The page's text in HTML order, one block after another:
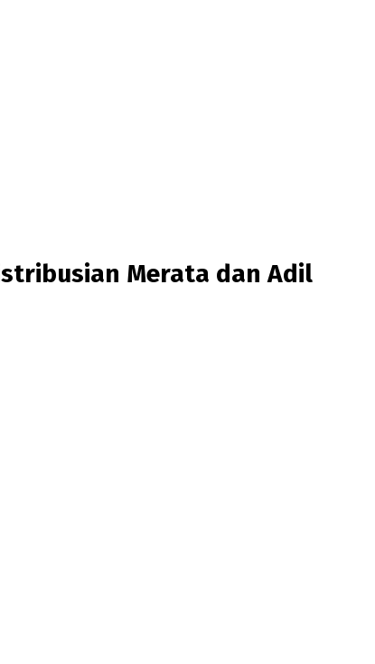
Merata dan Adil